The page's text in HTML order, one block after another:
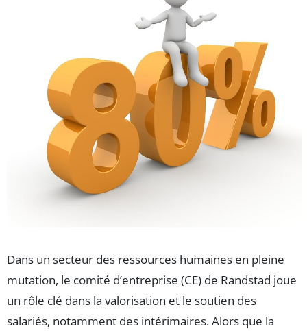
Dans un secteur des ressources humaines en pleine
mutation, le comité d’entreprise (CE) de Randstad joue
un rôle clé dans la valorisation et le soutien des
salariés, notamment des intérimaires. Alors que la